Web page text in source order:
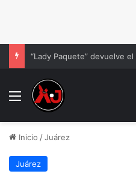
Menu
Inicio /Juárez
Juárez